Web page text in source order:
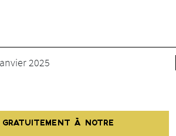
2025
À NOTRE